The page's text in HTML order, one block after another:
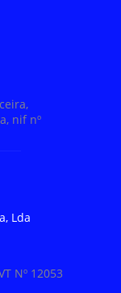
nif nº
Lda
Nº 12053